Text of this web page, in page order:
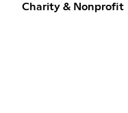
Charity & Nonprofit